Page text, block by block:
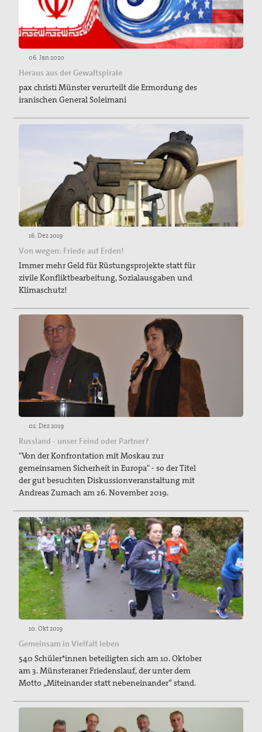
06. Jan 2020
Heraus aus der Gewaltspirale
pax christi Münster verurteilt die Ermordung des
iranischen General Soleimani
16. Dez 2019
Von wegen: Friede auf Erden!
Immer mehr Geld für Rüstungsprojekte statt für
zivile Konfliktbearbeitung, Sozialausgaben und
Klimaschutz!
02. Dez 2019
Russland - unser Feind oder Partner?
"Von der Konfrontation mit Moskau zur
gemeinsamen Sicherheit in Europa" - so der Titel
der gut besuchten Diskussionveranstaltung mit
Andreas Zumach am 26. November 2019.
10. Okt 2019
Gemeinsam in Vielfalt leben
540 Schüler*innen beteiligten sich am 10. Oktober
am 3. Münsteraner Friedenslauf, der unter dem
Motto „Miteinander statt nebeneinander“ stand.